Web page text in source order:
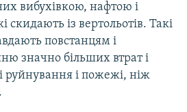
вибухівкою, нафтою і
скидають із вертольотів. Такі
повстанцям і
значно більших втрат і
руйнування і пожежі, ніж